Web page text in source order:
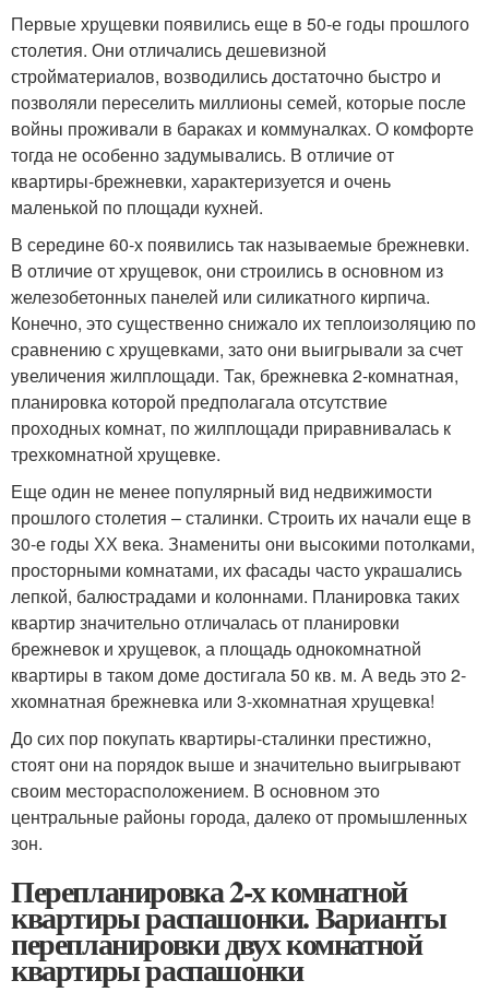
Первые хрущевки появились еще в 50-е годы прошлого
столетия. Они отличались дешевизной
стройматериалов, возводились достаточно быстро и
позволяли переселить миллионы семей, которые после
войны проживали в бараках и коммуналках. О комфорте
тогда не особенно задумывались. В отличие от
квартиры-брежневки, характеризуется и очень
маленькой по площади кухней.
В середине 60-х появились так называемые брежневки.
В отличие от хрущевок, они строились в основном из
железобетонных панелей или силикатного кирпича.
Конечно, это существенно снижало их теплоизоляцию по
сравнению с хрущевками, зато они выигрывали за счет
увеличения жилплощади. Так, брежневка 2-комнатная,
планировка которой предполагала отсутствие
проходных комнат, по жилплощади приравнивалась к
трехкомнатной хрущевке.
Еще один не менее популярный вид недвижимости
прошлого столетия – сталинки. Строить их начали еще в
30-е годы ХХ века. Знамениты они высокими потолками,
просторными комнатами, их фасады часто украшались
лепкой, балюстрадами и колоннами. Планировка таких
квартир значительно отличалась от планировки
брежневок и хрущевок, а площадь однокомнатной
квартиры в таком доме достигала 50 кв. м. А ведь это 2-
хкомнатная брежневка или 3-хкомнатная хрущевка!
До сих пор покупать квартиры-сталинки престижно,
стоят они на порядок выше и значительно выигрывают
своим месторасположением. В основном это
центральные районы города, далеко от промышленных
зон.
Перепланировка 2-х комнатной
квартиры распашонки. Варианты
перепланировки двух комнатной
квартиры распашонки